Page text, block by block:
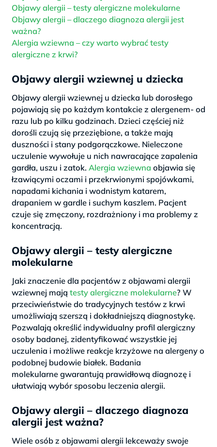
Objawy alergii – testy alergiczne molekularne
Objawy alergii – dlaczego diagnoza alergii jest
ważna?
Alergia wziewna – czy warto wybrać testy
alergiczne z krwi?
Objawy alergii wziewnej u dziecka
Objawy alergii wziewnej u dziecka lub dorosłego
pojawiają się po każdym kontakcie z alergenem- od
razu lub po kilku godzinach. Dzieci częściej niż
dorośli czują się przeziębione, a także mają
duszności i stany podgorączkowe. Nieleczone
uczulenie wywołuje u nich nawracające zapalenia
gardła, uszu i zatok. Alergia wziewna objawia się
łzawiącymi oczami i przekrwionymi spojówkami,
napadami kichania i wodnistym katarem,
drapaniem w gardle i suchym kaszlem. Pacjent
czuje się zmęczony, rozdrażniony i ma problemy z
koncentracją.
Objawy alergii – testy alergiczne
molekularne
Jaki znaczenie dla pacjentów z objawami alergii
wziewnej mają testy alergiczne molekularne? W
przeciwieństwie do tradycyjnych testów z krwi
umożliwiają szerszą i dokładniejszą diagnostykę.
Pozwalają określić indywidualny profil alergiczny
osoby badanej, zidentyfikować wszystkie jej
uczulenia i możliwe reakcje krzyżowe na alergeny o
podobnej budowie białek. Badania
molekularne gwarantują prawidłową diagnozę i
ułatwiają wybór sposobu leczenia alergii.
Objawy alergii – dlaczego diagnoza
alergii jest ważna?
Wiele osób z objawami alergii lekceważy swoje